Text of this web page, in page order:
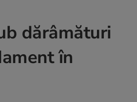
dărâmături
în